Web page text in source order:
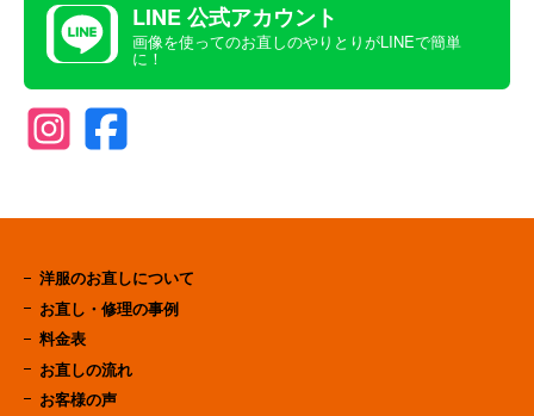
LINE 公式アカウント
画像を使ってのお直しのやりとりがLINEで簡単
に！
洋服のお直しについて
お直し・修理の事例
料金表
お直しの流れ
お客様の声